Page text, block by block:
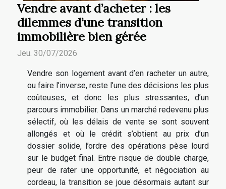
Vendre avant d’acheter : les
dilemmes d’une transition
immobilière bien gérée
Jeu. 30/07/2026
Vendre son logement avant d’en racheter un autre,
ou faire l’inverse, reste l’une des décisions les plus
coûteuses, et donc les plus stressantes, d’un
parcours immobilier. Dans un marché redevenu plus
sélectif, où les délais de vente se sont souvent
allongés et où le crédit s’obtient au prix d’un
dossier solide, l’ordre des opérations pèse lourd
sur le budget final. Entre risque de double charge,
peur de rater une opportunité, et négociation au
cordeau, la transition se joue désormais autant sur